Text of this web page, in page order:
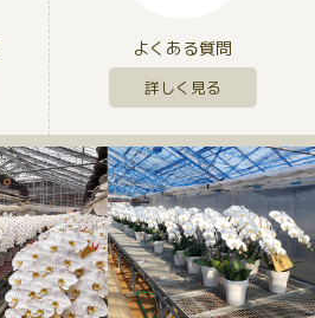
よくある質問
詳しく見る